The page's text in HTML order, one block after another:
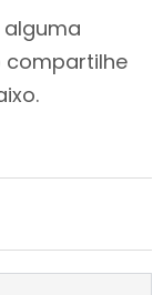
alguma
compartilhe